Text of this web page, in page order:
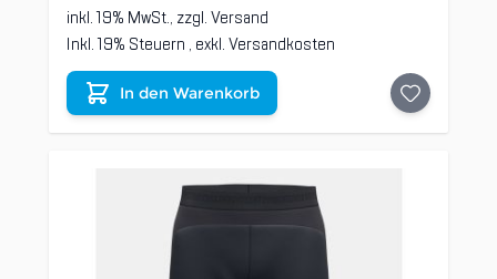
inkl. 19% MwSt., zzgl.Versand
Inkl. 19% Steuern , exkl.Versandkosten
In den Warenkorb